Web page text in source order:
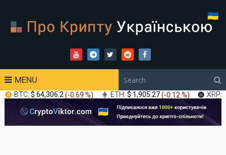
MENU
BTC: $ 64,306.2(-0.69 %) ETH: $ 1,905.27(-0.12 %) XRP: